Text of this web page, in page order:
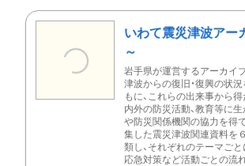
いわて震災津波アー
～
岩手県が運営するアーカイ
津波からの復旧・復興の状
もに、これらの出来事から
内外の防災活動、教育等に
や防災関係機関の協力を得
集した震災津波関連資料を
類し、それぞれのテーマご
応急対策など活動ごとの流